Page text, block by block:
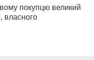
покупцю великий
власного